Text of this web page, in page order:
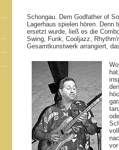
Schongau. Dem Godfather of
Lagerhaus spielen hören. Denn
ersetzt wurde, ließ es die
Swing, Funk, Cooljazz,
Gesamtkunstwerk arrangiert,